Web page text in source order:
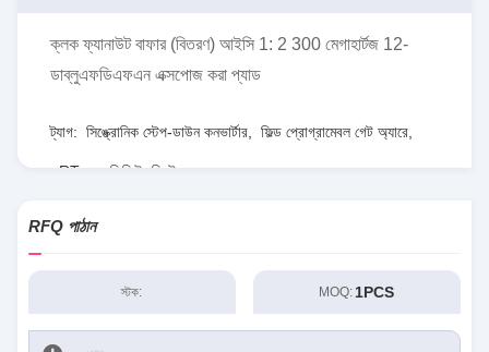
ক্লক ফ্যানাউট বাফার (বিতরণ) আইসি 1: 2 300 মেগাহার্টজ 12-
ডাব্লুএফডিএফএন এক্সপোজ করা প্যাড
ট্যাগ: সিঙ্ক্রোনিক স্টেপ-ডাউন কনভার্টার ফিল্ড প্রোগ্রামেবল গেট অ্যারে
RT৮০৭৭জিকিউডব্লিউ
RFQ পাঠান
স্টক: MOQ: 1PCS